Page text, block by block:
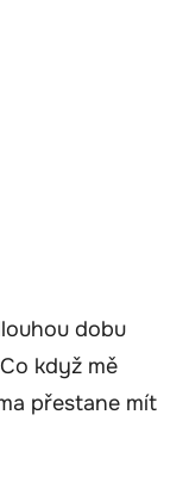
dobu
když mě
přestane mít